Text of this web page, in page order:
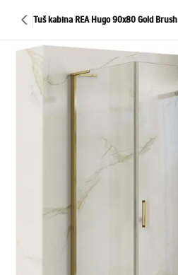
Tuš kabina REA Hugo 90x80 Gold Brush